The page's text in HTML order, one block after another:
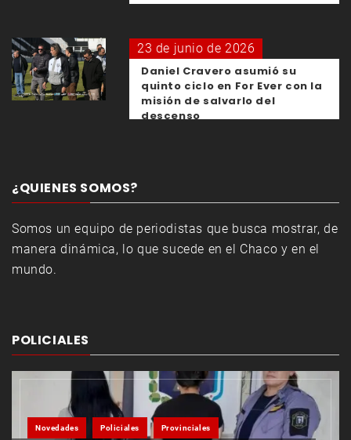
23 de junio de 2026
Daniel Cravero asumió su
quinto ciclo en For Ever con la
misión de salvarlo del
descenso
¿QUIENES SOMOS?
Somos un equipo de periodistas que busca mostrar, de
manera dinámica, lo que sucede en el Chaco y en el
mundo.
POLICIALES
Novedades Policiales Provinciales